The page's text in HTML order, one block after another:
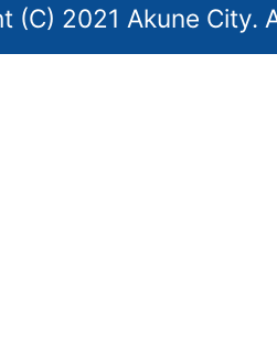
(C) 2021 Akune City.